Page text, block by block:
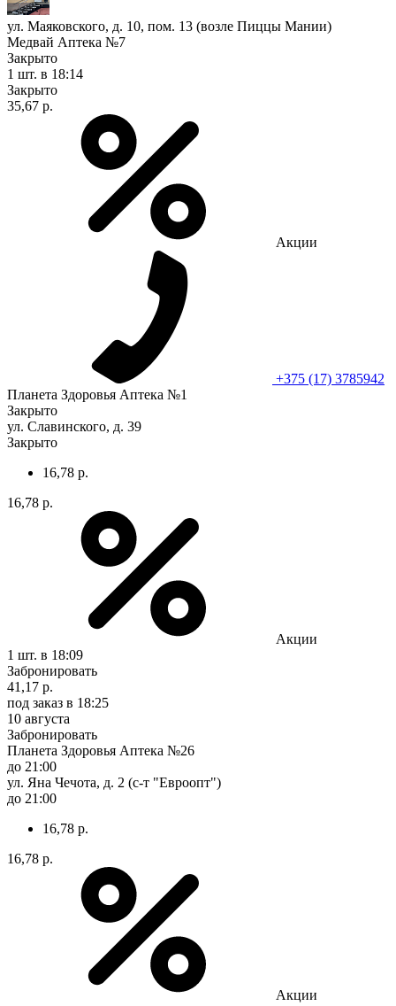
ул. Маяковского, д. 10, пом. 13 (возле Пиццы Мании)
Медвай Аптека №7
Закрыто
1 шт. в 18:14
Закрыто
35,67 р.
Акции
+375 (17) 3785942
Планета Здоровья Аптека №1
Закрыто
ул. Славинского, д. 39
Закрыто
16,78 р.
16,78 р.
Акции
1 шт. в 18:09
Забронировать
41,17 р.
под заказ в 18:25
10 августа
Забронировать
Планета Здоровья Аптека №26
до 21:00
ул. Яна Чечота, д. 2 (с-т "Евроопт")
до 21:00
16,78 р.
16,78 р.
Акции